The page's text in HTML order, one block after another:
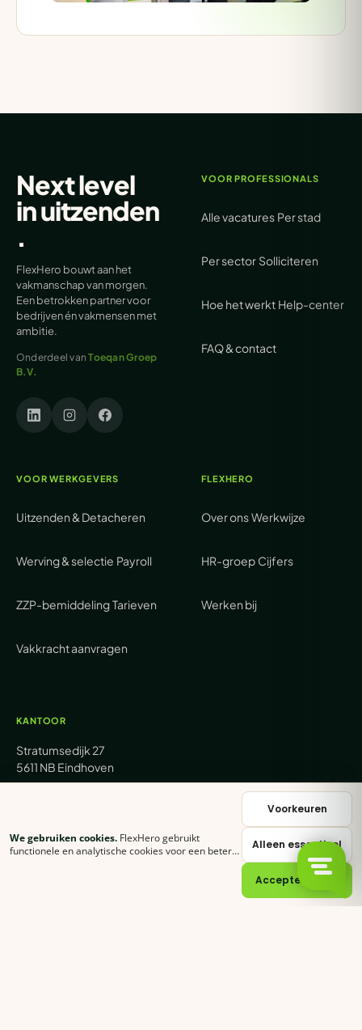
Next level
inuitzenden
.
FlexHero bouwt aan het
vakmanschap van morgen.
Een betrokken partner voor
bedrijven én vakmensen met
ambitie.
Onderdeel vanToeqan Groep
B.V.
VOOR PROFESSIONALS
Alle vacatures Per stad
Per sector Solliciteren
Hoe het werkt Help-center
FAQ & contact
VOOR WERKGEVERS
Uitzenden & Detacheren
Werving & selectie Payroll
ZZP-bemiddelingTarieven
Vakkracht aanvragen
FLEXHERO
Over onsWerkwijze
HR-groep Cijfers
Werken bij
KANTOOR
Stratumsedijk 27
5611 NB Eindhoven
sales@flexhero.com
We gebruiken cookies. FlexHero gebruikt
functionele en analytische cookies voor een betere
Voorkeuren
Alleen essentieel
Accepteer alles